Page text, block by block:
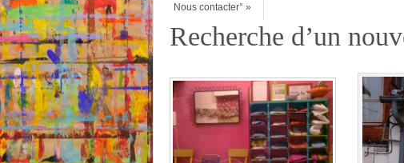
Nous contacter° »
Recherche d’un